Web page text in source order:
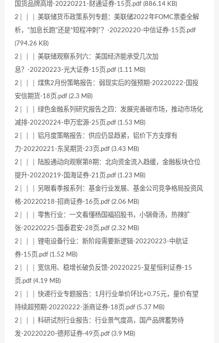
国货品牌高增-20220221-财通证券-15页.pdf (886.14 KB)
2│ │ │ 美联储货币政策系列专题：美联储2022年FOMC票委全解
析，“加息长跑”还是“短程冲刺”？-20220220-中信证券-15页.pdf
(794.26 KB)
2│ │ │ 美联储观察系列六：美国经济能承受几次加
息？-20220223-光大证券-15页.pdf (1.11 MB)
2│ │ │ 煤焦2月份策略报告：弱现实后的强预期-20220222-国投
安信期货-18页.pdf (2.3 MB)
2│ │ │ 绿色金融系列研究报告之四：发展完善碳市场，推动市场化
减排-20220224-申万宏源-25页.pdf (1.53 MB)
2│ │ │ 铝月度策略报告：供应仍显趋紧，铝价下方支撑有
力-20220221-东吴期货-23页.pdf (3.43 MB)
2│ │ │ 陆股通动向观察第8期：北向资金流入趋缓，金融板块仓位
提升-20220219-国海证券-21页.pdf (1.23 MB)
2│ │ │ 另眼看季报系列：基金行业发展、基金公司竞争格局投资风
格-20220218-招商证券-16页.pdf (2.06 MB)
2│ │ │ 零售行业：一文看懂杨国福招股书，小锅骨汤，热辣扩
张-20220225-国泰君安-28页.pdf (2.32 MB)
2│ │ │ 锂电设备行业：新阶段需要新逻辑-20220223-中航证
券-15页.pdf (1.52 MB)
2│ │ │ 宽信用、稳增长破负反馈-20220225-复星恒利证券-15
页.pdf (4.19 MB)
2│ │ │ 快递行业专题报告：1月行业单价环比+0.75元，量价有望
持续超预期-20220222-浙商证券-18页.pdf (5.37 MB)
2│ │ │ 科研试剂行业报告：行业景气度高，国产品牌蓄势待
发-20220220-德邦证券-49页.pdf (3.9 MB)